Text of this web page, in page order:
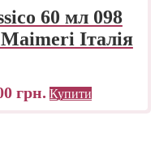
60 мл 098
Італія
грн. Купити